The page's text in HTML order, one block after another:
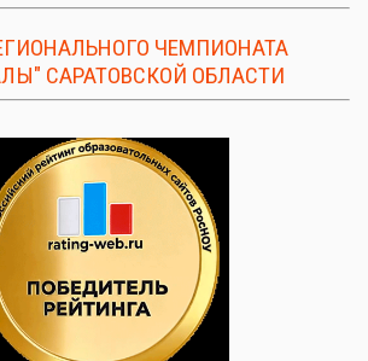
ЧЕМПИОНАТА
САРАТОВСКОЙ ОБЛАСТИ